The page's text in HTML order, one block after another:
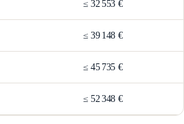
≤32 553 €
≤39 148 €
≤45 735 €
≤52 348 €